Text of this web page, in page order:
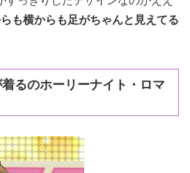
も横からも足がちゃんと見えてる
るのホーリーナイト・ロマ